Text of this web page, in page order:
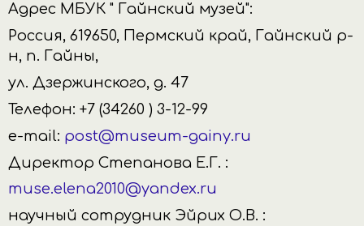
Адрес МБУК " Гайнский музей":
Россия, 619650, Пермский край, Гайнский р-
н, п. Гайны,
ул. Дзержинского, д. 47
Телефон: +7 (34260 ) 3-12-99
e-mail: post@museum-gainy.ru
Директор Степанова Е.Г. :
muse.elena2010@yandex.ru
научный сотрудник Эйрих О.В. :